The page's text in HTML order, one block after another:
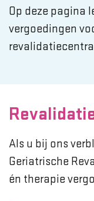
Op deze pagina
vergoedingen
Als u bij ons
Geriatrische
én therapie